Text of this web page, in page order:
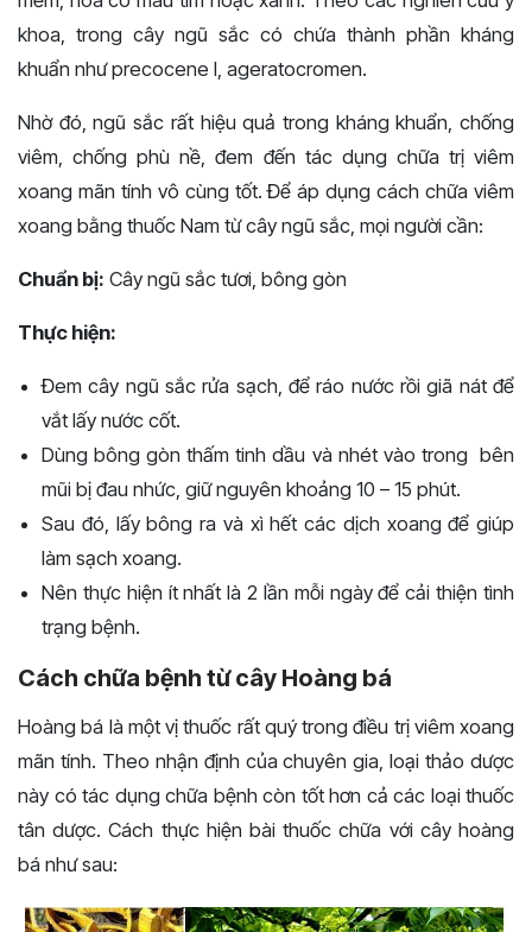
khoa, trong cây ngũ sắc có chứa thành phần kháng
khuẩn như precocene I, ageratocromen.
Nhờ đó, ngũ sắc rất hiệu quả trong kháng khuẩn, chống
viêm, chống phù nề, đem đến tác dụng chữa trị viêm
xoang mãn tính vô cùng tốt.Để áp dụng cách chữa viêm
xoang bằng thuốc Nam từ cây ngũ sắc, mọi người cần:
Chuẩn bị: Cây ngũ sắc tươi, bông gòn
Thực hiện:
Đem cây ngũ sắc rửa sạch, để ráo nước rồi giã nát để
vắt lấy nước cốt.
Dùng bông gòn thấm tinh dầu và nhét vào trong bên
mũi bị đau nhức, giữ nguyên khoảng 10 – 15 phút.
Sau đó, lấy bông ra và xì hết các dịch xoang để giúp
làm sạch xoang.
Nên thực hiện ít nhất là 2 lần mỗi ngày để cải thiện tình
trạng bệnh.
Cách chữa bệnh từ cây Hoàng bá
Hoàng bá là một vị thuốc rất quý trong điều trị viêm xoang
mãn tính. Theo nhận định của chuyên gia, loại thảo dược
này có tác dụng chữa bệnh còn tốt hơn cả các loại thuốc
tân dược. Cách thực hiện bài thuốc chữa với cây hoàng
bá như sau: